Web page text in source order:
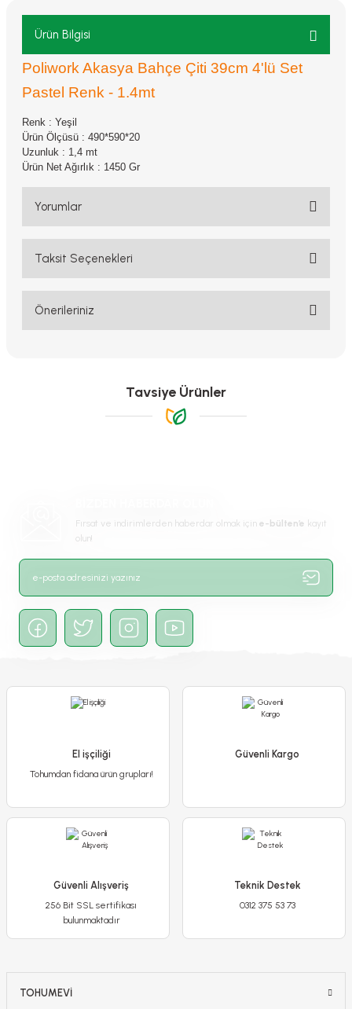
Ürün Bilgisi
Poliwork Akasya Bahçe Çiti 39cm 4'lü Set
Pastel Renk - 1.4mt
Renk : Yeşil
Ürün Ölçüsü : 490*590*20
Uzunluk : 1,4 mt
Ürün Net Ağırlık : 1450 Gr
Yorumlar
Bu ürüne ilk yorumu siz yapın!
Taksit Seçenekleri
Önerileriniz
Görüş ve önerileriniz için teşekkür ederiz.
Ürün resmi kalitesiz, bozuk veya görüntülenemiyor.
Gönder
Tavsiye Ürünler
Poliwork Akasya Tekli Kolay Askı Pembe Saksı - 1,50 L
79,90 TL
Fırsat ve indirimlerden haberdar olmak için e-bülten’e kayıt
olun!
El işçiliği
Tohumdan fidana ürün grupları!
Güvenli Kargo
Güvenli Alışveriş
256 Bit SSL sertifikası
bulunmaktadır
Teknik Destek
0312 375 53 73
TOHUMEVİ